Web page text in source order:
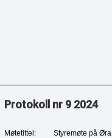
Protokoll nr 9 2024
Møtetittel:
Styremøte på Øra